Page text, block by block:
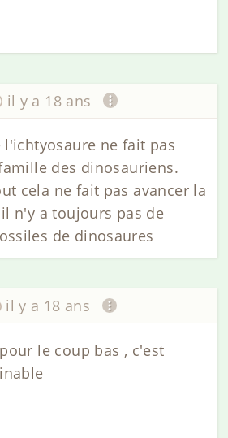
il y a 18 ans
l'ichtyosaure ne fait pas
des dinosauriens.
cela ne fait pas avancer la
n'y a toujours pas de
de dinosaures
il y a 18 ans
le coup bas , c'est